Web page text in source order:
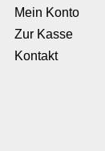
Mein Konto
Zur Kasse
Kontakt